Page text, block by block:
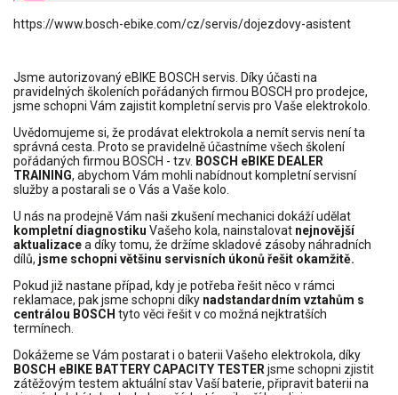
https://www.bosch-ebike.com/cz/servis/dojezdovy-asistent
Jsme autorizovaný eBIKE BOSCH servis. Díky účasti na
pravidelných školeních pořádaných firmou BOSCH pro prodejce,
jsme schopni Vám zajistit kompletní servis pro Vaše elektrokolo.
Uvědomujeme si, že prodávat elektrokola a nemít servis není ta
správná cesta. Proto se pravidelně účastníme všech školení
pořádaných firmou BOSCH - tzv. BOSCH eBIKE DEALER
TRAINING, abychom Vám mohli nabídnout kompletní servisní
služby a postarali se o Vás a Vaše kolo.
U nás na prodejně Vám naši zkušení mechanici dokáží udělat
kompletní diagnostiku Vašeho kola, nainstalovat nejnovější
aktualizacea díky tomu, že držíme skladové zásoby náhradních
dílů, jsme schopni většinu servisních úkonů řešit okamžitě.
Pokud již nastane případ, kdy je potřeba řešit něco v rámci
reklamace, pak jsme schopni díky nadstandardním vztahům s
centrálou BOSCH tyto věci řešit v co možná nejktratších
termínech.
Dokážeme se Vám postarat i o baterii Vašeho elektrokola, díky
BOSCH eBIKE BATTERY CAPACITY TESTER jsme schopni zjistit
zátěžovým testem aktuální stav Vaší baterie, připravit baterii na